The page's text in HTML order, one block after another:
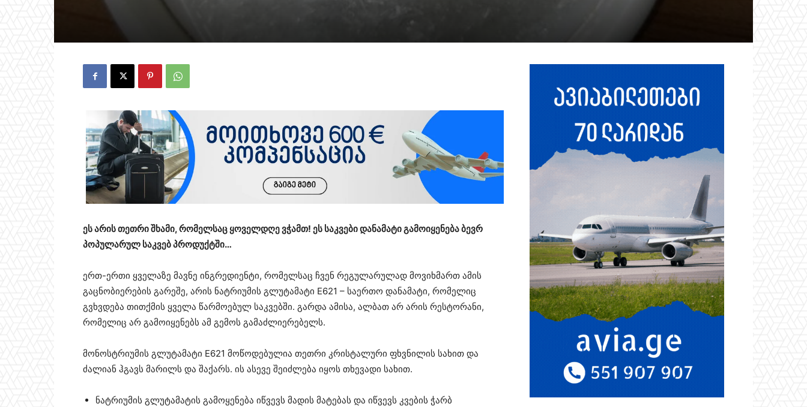
ეს არის თეთრი შხამი, რომელსაც ყოველდღე ვჭამთ! ეს საკვები დანამატი გამოიყენება ბევრ
პოპულარულ საკვებ პროდუქტში…
ერთ-ერთი ყველაზე მავნე ინგრედიენტი, რომელსაც ჩვენ რეგულარულად მოვიხმართ ამის
გაცნობიერების გარეშე, არის ნატრიუმის გლუტამატი E621 – საერთო დანამატი, რომელიც
გვხვდება თითქმის ყველა წარმოებულ საკვებში. გარდა ამისა, ალბათ არ არის რესტორანი,
რომელიც არ გამოიყენებს ამ გემოს გამაძლიერებელს.
მონოსტრიუმის გლუტამატი E621 მოწოდებულია თეთრი კრისტალური ფხვნილის სახით და
ძალიან ჰგავს მარილს და შაქარს. ის ასევე შეიძლება იყოს თხევადი სახით.
ნატრიუმის გლუტამატის გამოყენება იწვევს მადის მატებას და იწვევს კვების ჭარბ